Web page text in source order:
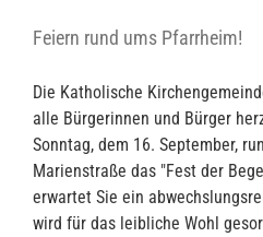
Feiern rund ums Pfarrheim!
Die Katholische
alle Bürgerinnen und Bürger
Sonntag, dem 16. September,
Marienstraße das "Fest der
erwartet Sie ein
wird für das leibliche Wohl